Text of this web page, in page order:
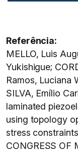
Referência:
MELLO, Luis
Yukishigue;
Ramos, Luciana
SILVA, Emílio
laminated
using topology
stress
CONGRESS OF